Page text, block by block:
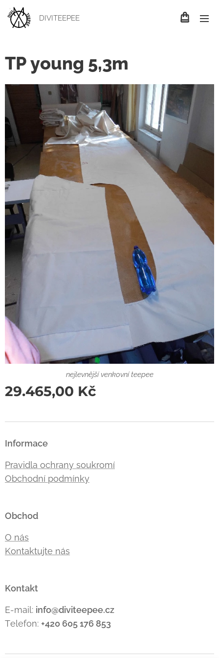
DIVITEEPEE
TP young 5,3m
nejlevnější venkovní teepee
29.465,00 Kč
Informace
Pravidla ochrany soukromí
Obchodní podmínky
Obchod
O nás
Kontaktujte nás
Kontakt
E-mail: info@diviteepee.cz
Telefon: +420 605 176 853